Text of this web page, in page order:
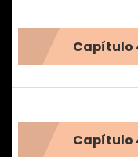
Capítulo
Capítulo